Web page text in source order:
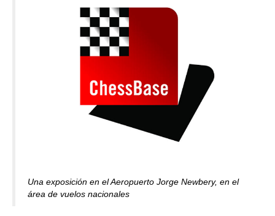
Una exposición en el Aeropuerto Jorge Newbery, en el
área de vuelos nacionales